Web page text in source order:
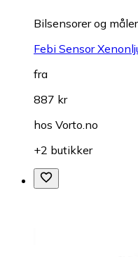
Bilsensorer og
Febi Sensor
fra
887 kr
hos Vorto.no
+2 butikker